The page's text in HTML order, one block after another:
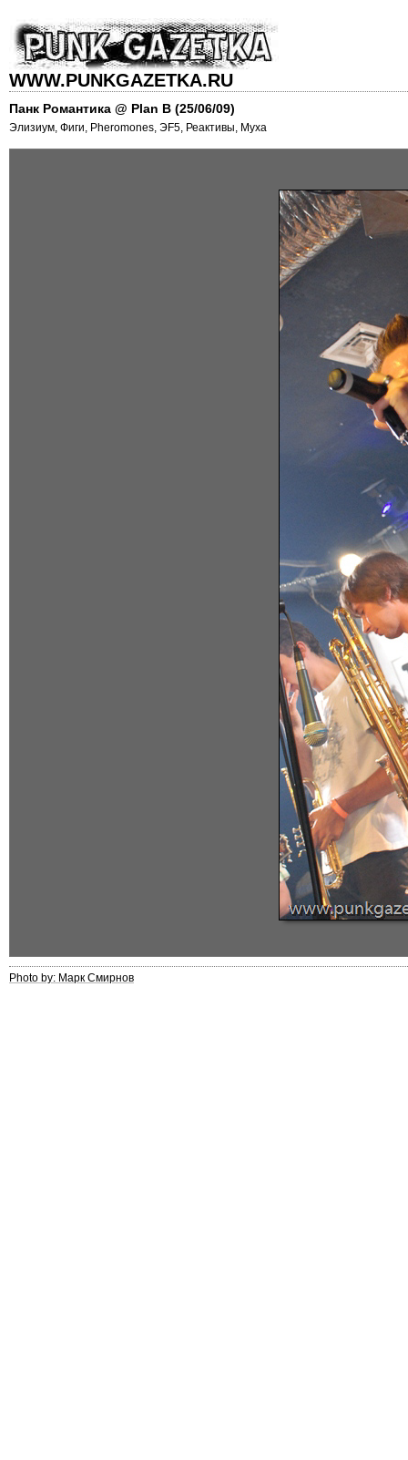
WWW.PUNKGAZETKA.RU
Панк Романтика @ Plan B (25/06/09)
Элизиум, Фиги, Pheromones, ЭF5, Реактивы, Муха
Photo by: Марк Смирнов